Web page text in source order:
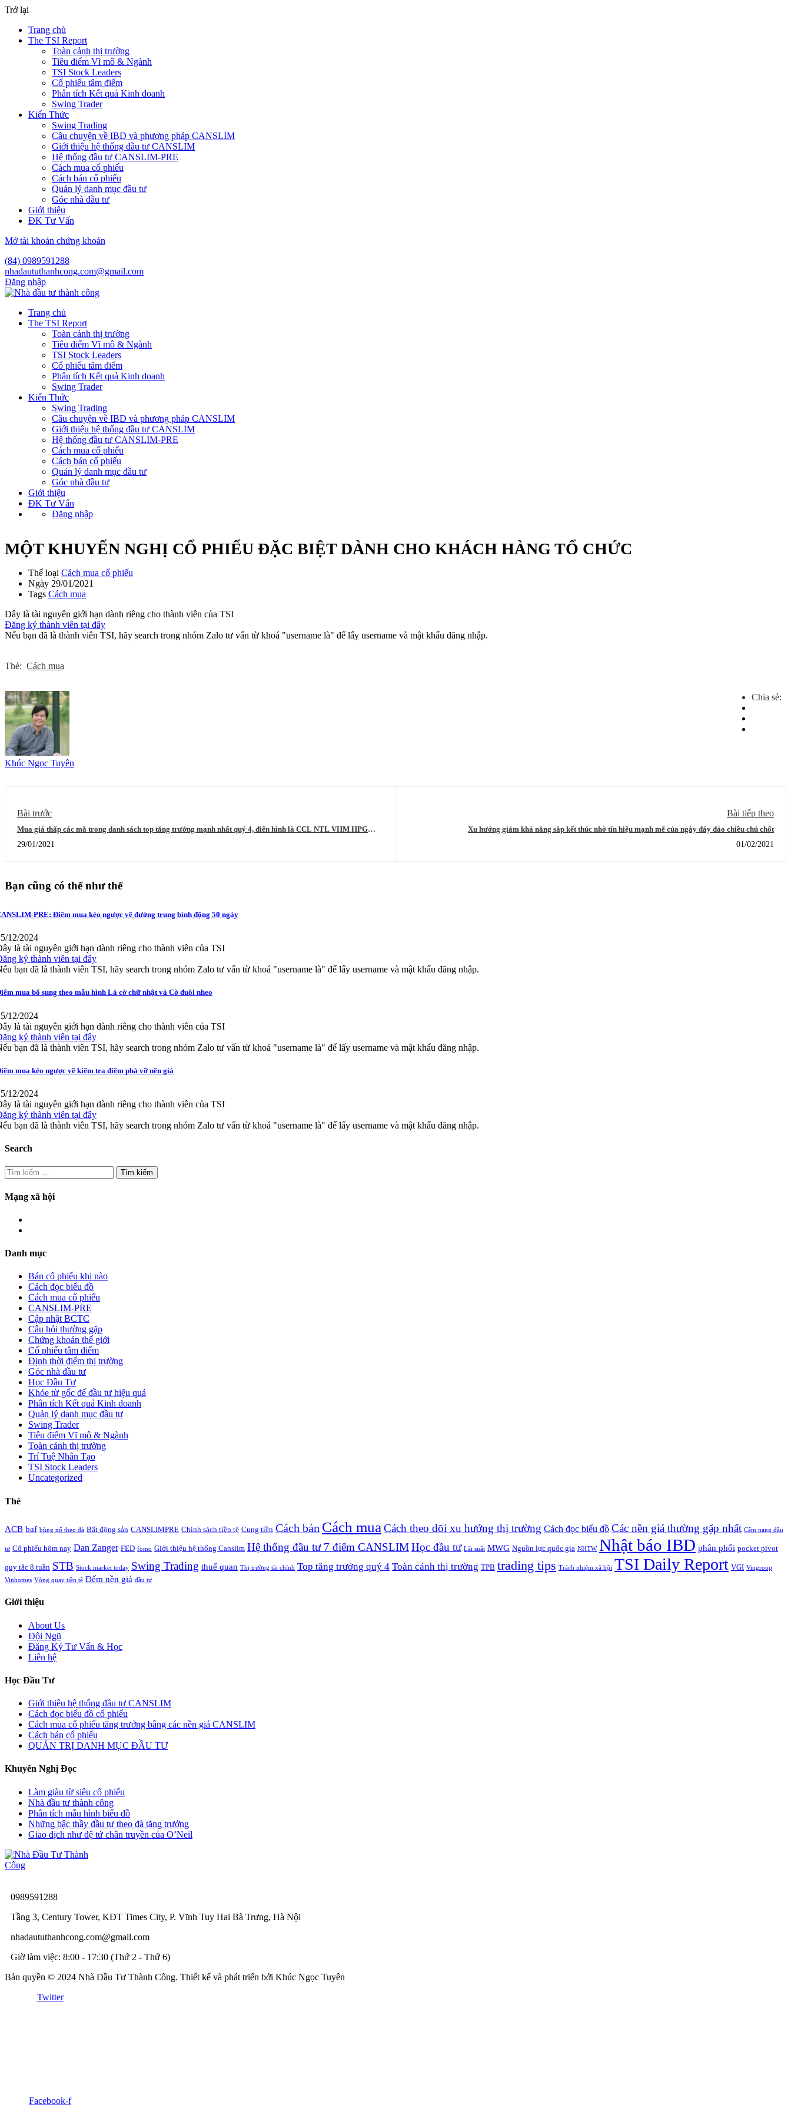
Trở lại
Trang chủ
The TSI Report
Toàn cảnh thị trường
Tiêu điểm Vĩ mô & Ngành
TSI Stock Leaders
Cổ phiếu tâm điểm
Phân tích Kết quả Kinh doanh
Swing Trader
Kiến Thức
Swing Trading
Câu chuyện về IBD và phương pháp CANSLIM
Giới thiệu hệ thống đầu tư CANSLIM
Hệ thống đầu tư CANSLIM-PRE
Cách mua cổ phiếu
Cách bán cổ phiếu
Quản lý danh mục đầu tư
Góc nhà đầu tư
Giới thiệu
ĐK Tư Vấn
Mở tài khoản chứng khoán
(84) 0989591288
nhadaututhanhcong.com@gmail.com
Đăng nhập
Trang chủ
The TSI Report
Toàn cảnh thị trường
Tiêu điểm Vĩ mô & Ngành
TSI Stock Leaders
Cổ phiếu tâm điểm
Phân tích Kết quả Kinh doanh
Swing Trader
Kiến Thức
Swing Trading
Câu chuyện về IBD và phương pháp CANSLIM
Giới thiệu hệ thống đầu tư CANSLIM
Hệ thống đầu tư CANSLIM-PRE
Cách mua cổ phiếu
Cách bán cổ phiếu
Quản lý danh mục đầu tư
Góc nhà đầu tư
Giới thiệu
ĐK Tư Vấn
Đăng nhập
MỘT KHUYẾN NGHỊ CỔ PHIẾU ĐẶC BIỆT DÀNH CHO KHÁCH HÀNG TỔ CHỨC
Thể loại Cách mua cổ phiếu
Ngày 29/01/2021
Tags Cách mua
Đây là tài nguyên giới hạn dành riêng cho thành viên của TSI
Đăng ký thành viên tại đây
Nếu bạn đã là thành viên TSI, hãy search trong nhóm Zalo tư vấn từ khoá "username là" để lấy username và mật khẩu đăng nhập.
Thẻ: Cách mua
Chia sẻ:
Khúc Ngọc Tuyên
Bài trước
Mua giá thấp các mã trong danh sách top tăng trưởng mạnh nhất quý 4, điển hình là CCL NTL VHM HPG
29/01/2021
Bài tiếp theo
Xu hướng giảm khả năng sắp kết thúc nhờ tín hiệu mạnh mẽ của ngày đáy đảo chiều chủ chốt
01/02/2021
Bạn cũng có thể như thế
PRE: Điểm mua kéo ngược về đường trung bình động 50 ngày
12/2024
là tài nguyên giới hạn dành riêng cho thành viên của TSI
ký thành viên tại đây
bạn đã là thành viên TSI, hãy search trong nhóm Zalo tư vấn từ khoá "username là" để lấy username và mật khẩu đăng nhập.
mua bổ sung theo mẫu hình Lá cờ chữ nhật và Cờ đuôi nheo
12/2024
là tài nguyên giới hạn dành riêng cho thành viên của TSI
ký thành viên tại đây
bạn đã là thành viên TSI, hãy search trong nhóm Zalo tư vấn từ khoá "username là" để lấy username và mật khẩu đăng nhập.
mua kéo ngược về kiểm tra điểm phá vỡ nền giá
12/2024
là tài nguyên giới hạn dành riêng cho thành viên của TSI
ký thành viên tại đây
bạn đã là thành viên TSI, hãy search trong nhóm Zalo tư vấn từ khoá "username là" để lấy username và mật khẩu đăng nhập.
Search
Tìm
kiếm
cho:
Mạng xã hội
Danh mục
Bán cổ phiếu khi nào
Cách đọc biểu đồ
Cách mua cổ phiếu
CANSLIM-PRE
Cập nhật BCTC
Câu hỏi thường gặp
Chứng khoán thế giới
Cổ phiếu tâm điểm
Định thời điểm thị trường
Góc nhà đầu tư
Học Đầu Tư
Khỏe từ gốc để đầu tư hiệu quả
Phân tích Kết quả Kinh doanh
Quản lý danh mục đầu tư
Swing Trader
Tiêu điểm Vĩ mô & Ngành
Toàn cảnh thị trường
Trí Tuệ Nhân Tạo
TSI Stock Leaders
Uncategorized
Thẻ
ACB baf bùng nổ theo đà Bất động sản CANSLIMPRE Chính sách tiền tệ Cung tiền Cách bán Cách mua Cách theo dõi xu hướng thị trường Cách đọc biểu đồ Các nền giá thường gặp nhất Cẩm nang đầu
tư Cổ phiếu hôm nay Dan Zanger FED fomo Giới thiệu hệ thống Canslim Hệ thống đầu tư 7 điểm CANSLIMHọc đầu tư Lãi suất MWG Nguồn lực quốc gia NHTW Nhật báo IBD phân phối pocket pivot
quy tắc 8 tuần STB Stock market today Swing Trading thuế quan Thị trường tài chính Top tăng trưởng quý 4 Toàn cảnh thị trường TPB trading tips Trách nhiệm xã hội TSI Daily Report VGI Vingroup
Vinhomes Vòng quay tiền tệ Đếm nền giá đầu tư
Giới thiệu
About Us
Đội Ngũ
Đăng Ký Tư Vấn & Học
Liên hệ
Học Đầu Tư
Giới thiệu hệ thống đầu tư CANSLIM
Cách đọc biểu đồ cổ phiếu
Cách mua cổ phiếu tăng trưởng bằng các nền giá CANSLIM
Cách bán cổ phiếu
QUẢN TRỊ DANH MỤC ĐẦU TƯ
Khuyến Nghị Đọc
Làm giàu từ siêu cổ phiếu
Nhà đầu tư thành công
Phân tích mẫu hình biểu đồ
Những bậc thầy đầu tư theo đà tăng trưởng
Giao dịch như đệ tử chân truyền của O’Neil
0989591288
Tầng 3, Century Tower, KĐT Times City, P. Vĩnh Tuy Hai Bà Trưng, Hà Nội
nhadaututhanhcong.com@gmail.com
Giờ làm việc: 8:00 - 17:30 (Thứ 2 - Thứ 6)
Bản quyền © 2024 Nhà Đầu Tư Thành Công. Thiết kế và phát triển bởi Khúc Ngọc Tuyên
Twitter
Facebook-f